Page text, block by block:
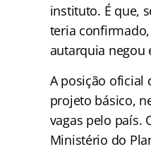
instituto. É que,
teria
autarquia negou
A posição oficial
projeto básico,
vagas pelo país.
Ministério do